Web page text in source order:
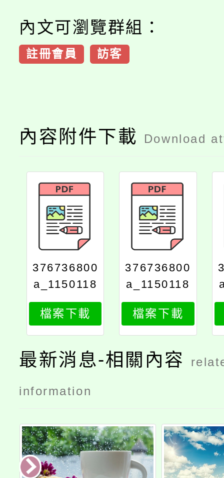
內文可瀏覽群組：
註冊會員 訪客
內容附件下載 Download
376736800
a_1150118
591_attach
1
檔案下載
376736800
a_1150118
591_attach
2
檔案下載
最新消息-相關內容
information